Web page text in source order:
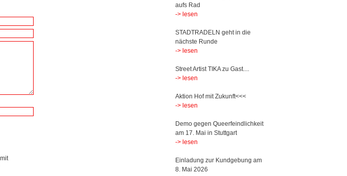
aufs Rad
-> lesen
STADTRADELN geht in die
nächste Runde
-> lesen
Street Artist TIKA zu Gast....
-> lesen
Aktion Hof mit Zukunft<<<
-> lesen
Demo gegen Queerfeindlichkeit
am 17. Mai in Stuttgart
-> lesen
Einladung zur Kundgebung am
8. Mai 2026